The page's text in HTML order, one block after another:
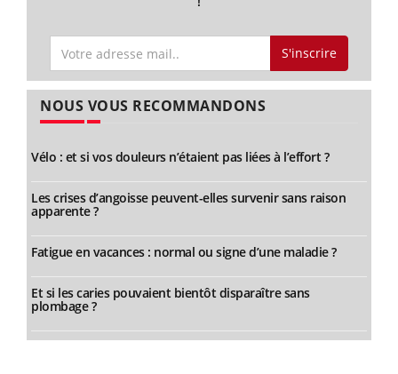
S'inscrire
NOUS VOUS RECOMMANDONS
Vélo : et si vos douleurs n’étaient pas liées à l’effort ?
Les crises d’angoisse peuvent-elles survenir sans raison
apparente ?
Fatigue en vacances : normal ou signe d’une maladie ?
Et si les caries pouvaient bientôt disparaître sans
plombage ?